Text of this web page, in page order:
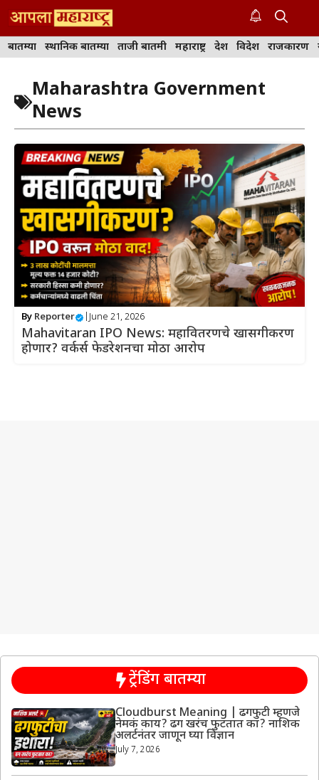
content
बातम्या स्थानिक बातम्या ताजी बातमी महाराष्ट्र देश विदेश राजकारण
Maharashtra Government
News
By Reporter June 21, 2026
Mahavitaran IPO News: महावितरणचे खासगीकरण
होणार? वर्कर्स फेडरेशनचा मोठा आरोप
ट्रेंडिंग बातम्या
Cloudburst Meaning | ढगफुटी म्हणजे
नेमकं काय? ढग खरंच फुटतात का? नाशिक
अलर्टनंतर जाणून घ्या विज्ञान
July 7, 2026